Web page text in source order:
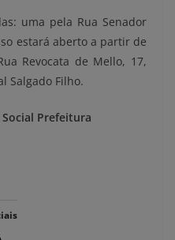
uma pela Rua Senador
estará aberto a partir de
Revocata de Mello, 17,
Salgado Filho.
Prefeitura